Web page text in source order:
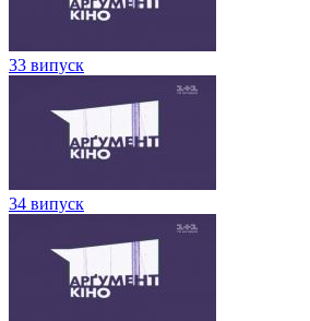
33 випуск
34 випуск